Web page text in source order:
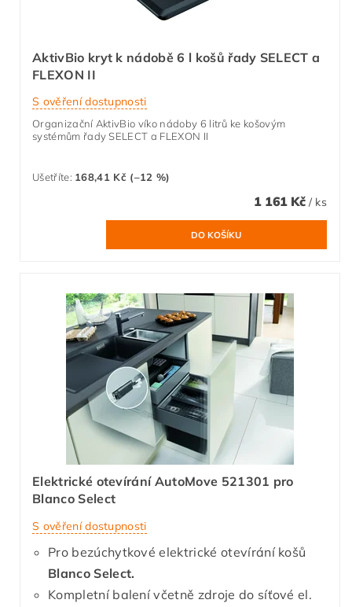
AktivBio kryt k nádobě 6 l košů řady SELECT a
FLEXON II
S ověření dostupnosti
Organizační AktivBio víko nádoby 6 litrů ke košovým
systémům řady SELECT a FLEXON II
Ušetříte: 168,41 Kč (–12 %)
1 161 Kč / ks
Elektrické otevírání AutoMove 521301 pro
Blanco Select
S ověření dostupnosti
Pro bezúchytkové elektrické otevírání košů
Blanco Select.
Kompletní balení včetně zdroje do síťové el.